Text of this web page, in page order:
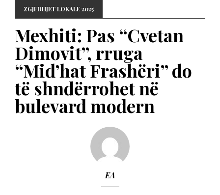
ZGJEDHJET LOKALE 2025
Mexhiti: Pas “Cvetan
Dimovit”, rruga
“Mid’hat Frashëri” do
të shndërrohet në
bulevard modern
EA